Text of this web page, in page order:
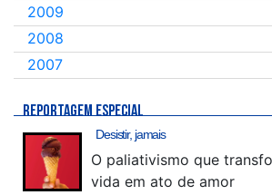
2009
2008
2007
REPORTAGEM ESPECIAL
Desistir, jamais
O paliativismo que
vida em ato de amor